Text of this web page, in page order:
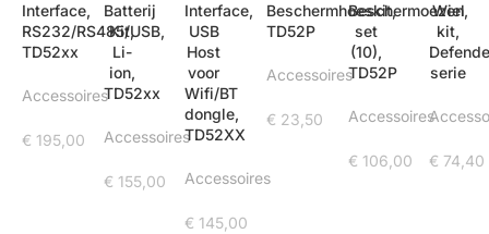
Interface,
RS232/RS485/USB,
TD52xx
Accessoires
€ 195,00
Batterij
Kit,
Li-
ion,
TD52xx
Accessoires
€ 155,00
Interface,
USB
Host
voor
Wifi/BT
dongle,
TD52XX
Accessoires
€ 145,00
Beschermhoeskit,
TD52P
Accessoires
€ 23,50
Beschermoezen,
set
(10),
TD52P
Accessoires
€ 106,00
Wiel
kit,
serie
€ 74,40